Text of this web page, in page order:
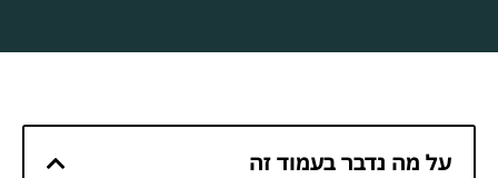
על מה נדבר בעמוד זה